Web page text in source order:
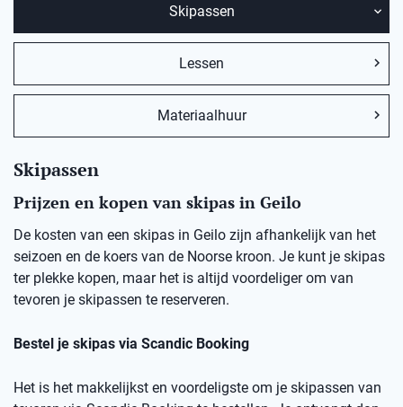
Skipassen
Lessen
Materiaalhuur
Skipassen
Prijzen en kopen van skipas in Geilo
De kosten van een skipas in Geilo zijn afhankelijk van het
seizoen en de koers van de Noorse kroon. Je kunt je skipas
ter plekke kopen, maar het is altijd voordeliger om van
tevoren je skipassen te reserveren.
Bestel je skipas via Scandic Booking
Het is het makkelijkst en voordeligste om je skipassen van